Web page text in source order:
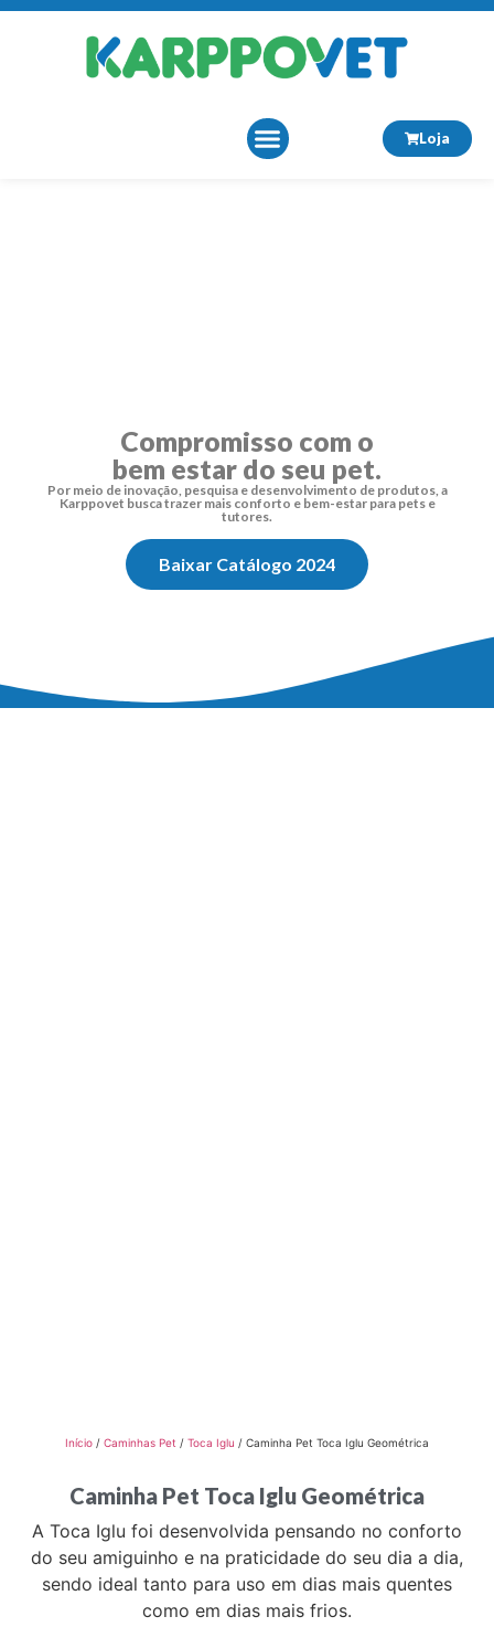
Loja
Compromisso com o
bem estar do seu pet.
Por meio de inovação, pesquisa e desenvolvimento de produtos, a
Karppovet busca trazer mais conforto e bem-estar para pets e
tutores.
Baixar Catálogo 2024
Início / Caminhas Pet / Toca Iglu / Caminha Pet Toca Iglu Geométrica
Caminha Pet Toca Iglu Geométrica
A Toca Iglu foi desenvolvida pensando no conforto
do seu amiguinho e na praticidade do seu dia a dia,
sendo ideal tanto para uso em dias mais quentes
como em dias mais frios.